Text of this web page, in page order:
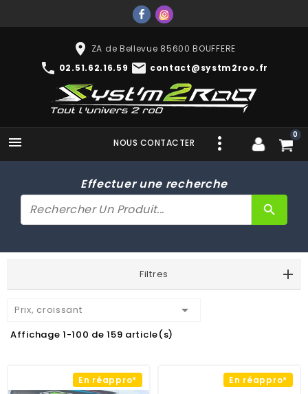
place ZA de Bellevue 85600 BOUFFERE
phone 02.51.62.16.59 mail contact@systm2roo.fr
 0
NOUS CONTACTER
Effectuer une recherche
search
Filtres
Prix, croissant 
Affichage 1-100 de 159 article(s)
En réappro* En réappro*